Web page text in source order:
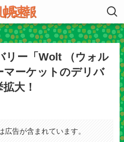
リー「Wolt （ウォル
マーケットのデリバ
大！
広告が含まれています。